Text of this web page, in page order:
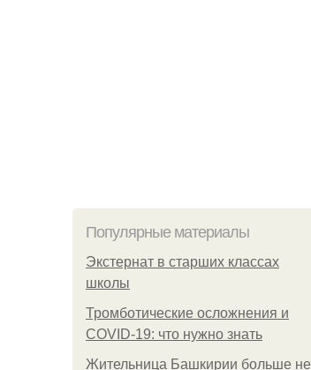
Популярные материалы
Экстернат в старших классах
школы
Тромботические осложнения и
COVID-19: что нужно знать
Жительница Башкирии больше не